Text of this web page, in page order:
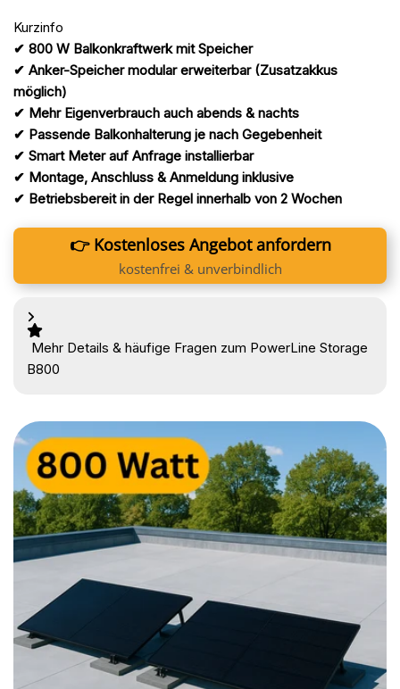
Kurzinfo
✔ 800 W Balkonkraftwerk mit Speicher
✔ Anker-Speicher modular erweiterbar (Zusatzakkus
möglich)
✔ Mehr Eigenverbrauch auch abends & nachts
✔ Passende Balkonhalterung je nach Gegebenheit
✔ Smart Meter auf Anfrage installierbar
✔ Montage, Anschluss & Anmeldung inklusive
✔ Betriebsbereit in der Regel innerhalb von 2 Wochen
👉 Kostenloses Angebot anfordern
kostenfrei & unverbindlich
Mehr Details & häufige Fragen zum PowerLine Storage
B800